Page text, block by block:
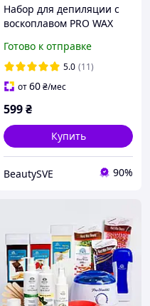
Набор для депиляции с
воскоплавом PRO WAX
после депиляции,
шпатели
Готово к отправке
5.0 (11)
от60₴/мес
599₴
Купить
BeautySVE 90%